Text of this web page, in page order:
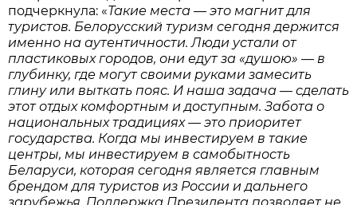
подчеркнула: «Такие места — это магнит для
туристов. Белорусский туризм сегодня держится
именно на аутентичности. Люди устали от
пластиковых городов, они едут за «душою» — в
глубинку, где могут своими руками замесить
глину или выткать пояс. И наша задача — сделать
этот отдых комфортным и доступным. Забота о
национальных традициях — это приоритет
государства. Когда мы инвестируем в такие
центры, мы инвестируем в самобытность
Беларуси, которая сегодня является главным
брендом для туристов из России и дальнего
зарубежья. Поддержка Президента позволяет не